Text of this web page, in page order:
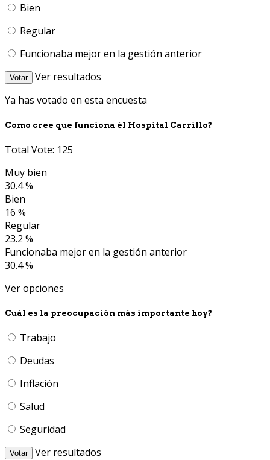
Bien
Regular
Funcionaba mejor en la gestión anterior
Votar
Ver resultados
Ya has votado en esta encuesta
Como cree que funciona él Hospital Carrillo?
Total Vote: 125
Muy bien
30.4 %
Bien
16 %
Regular
23.2 %
Funcionaba mejor en la gestión anterior
30.4 %
Ver opciones
Cuál es la preocupación más importante hoy?
Trabajo
Deudas
Inflación
Salud
Seguridad
Votar
Ver resultados